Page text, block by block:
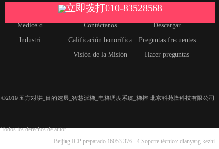
Medios d...
Industri...
Perfil de la empresa
Contáctanos
Calificación honorífica
Visión de la Misión
Documentos
Descargar
Preguntas frecuentes
Hacer preguntas
©2019 五方对讲_目的选层_智慧派梯_电梯调度系统_梯控-北京科苑隆科技有限公司
Todos los derechos de autor
Beijing ICP preparado 16053 376 - 4 Soporte técnico: dianyang kezhi
立即拨打010-83528568